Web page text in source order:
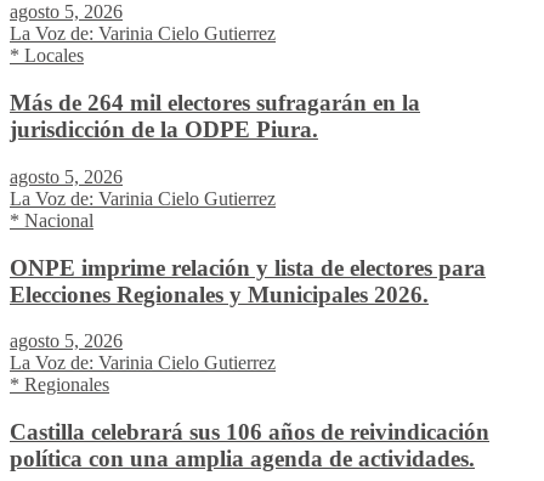
agosto 5, 2026
La Voz de: Varinia Cielo Gutierrez
* Locales
Más de 264 mil electores sufragarán en la
jurisdicción de la ODPE Piura.
agosto 5, 2026
La Voz de: Varinia Cielo Gutierrez
* Nacional
ONPE imprime relación y lista de electores para
Elecciones Regionales y Municipales 2026.
agosto 5, 2026
La Voz de: Varinia Cielo Gutierrez
* Regionales
Castilla celebrará sus 106 años de reivindicación
política con una amplia agenda de actividades.